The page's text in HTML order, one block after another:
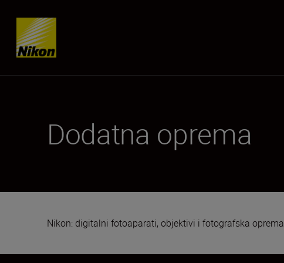
Skip content
Dodatna oprema
Nikon: digitalni fotoaparati, objektivi i fotografska oprema